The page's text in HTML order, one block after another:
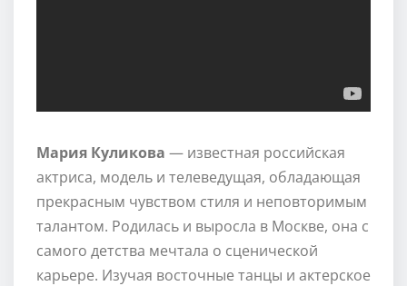
Мария Куликова — известная российская
актриса, модель и телеведущая, обладающая
прекрасным чувством стиля и неповторимым
талантом. Родилась и выросла в Москве, она с
самого детства мечтала о сценической
карьере. Изучая восточные танцы и актерское